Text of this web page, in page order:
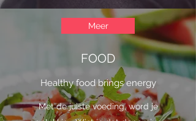
FOOD
Healthy food brings energy
Met de juiste voeding, word je
Meer